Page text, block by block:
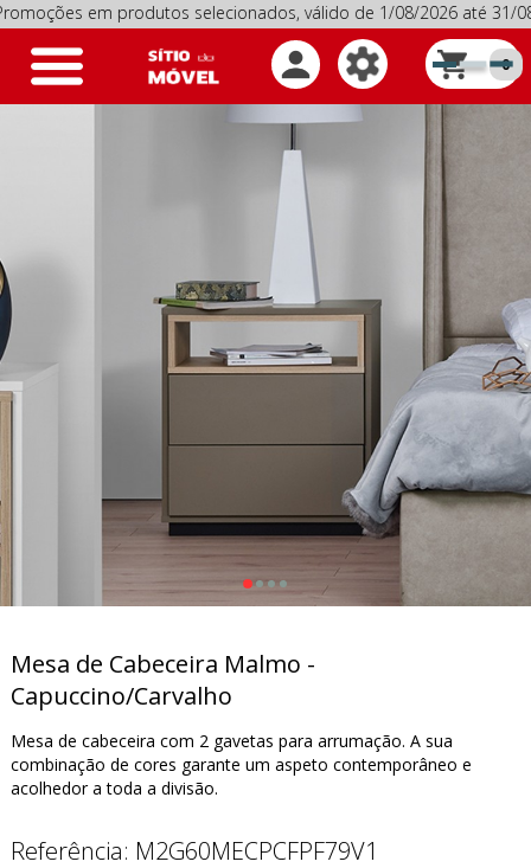
em produtos selecionados, válido de 1/08/2026 até 31/08/
Toggle
navigation 0
Mesa de Cabeceira Malmo -
Capuccino/Carvalho
Mesa de cabeceira com 2 gavetas para arrumação. A sua
combinação de cores garante um aspeto contemporâneo e
acolhedor a toda a divisão.
Referência: M2G60MECPCFPF79V1